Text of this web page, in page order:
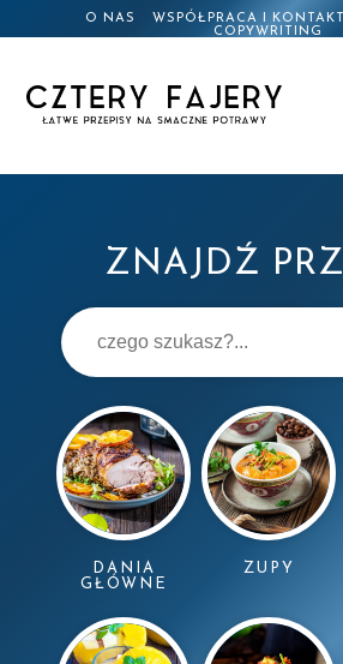
O NAS WSPÓŁPRACA I KONTAKT
COPYWRITING
ZNAJDŹ
DANIA
GŁÓWNE
ZUPY